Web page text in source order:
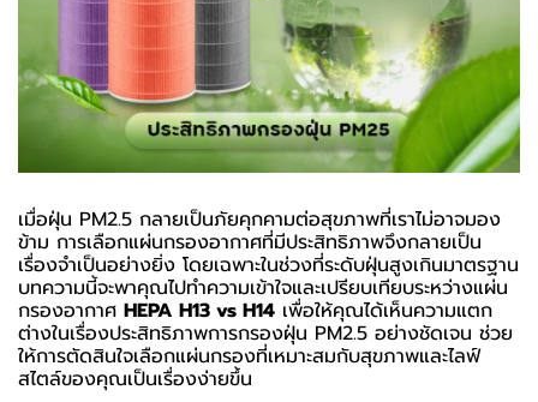
เมื่อฝุ่น PM2.5 กลายเป็นภัยคุกคามต่อสุขภาพที่เราไม่อาจมอง
ข้าม การเลือกแผ่นกรองอากาศที่มีประสิทธิภาพจึงกลายเป็น
เรื่องจำเป็นอย่างยิ่ง โดยเฉพาะในช่วงที่ระดับฝุ่นสูงเกินมาตรฐาน
บทความนี้จะพาคุณไปทำความเข้าใจและเปรียบเทียบระหว่างแผ่น
กรองอากาศ HEPA H13 vs H14 เพื่อให้คุณได้เห็นความแตก
ต่างในเรื่องประสิทธิภาพการกรองฝุ่น PM2.5 อย่างชัดเจน ช่วย
ให้การตัดสินใจเลือกแผ่นกรองที่เหมาะสมกับสุขภาพและไลฟ์
สไตล์ของคุณเป็นเรื่องง่ายขึ้น